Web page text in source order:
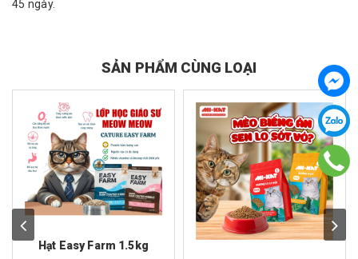
45 ngày.
SẢN PHẨM CÙNG LOẠI
Hạt Easy Farm 1.5kg